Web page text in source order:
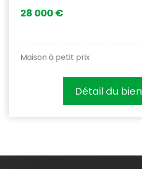
28 000 €
Maison à petit prix
Détail du bien